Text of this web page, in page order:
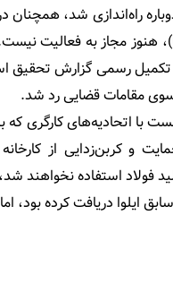
۲۰۲۴ پس از یک دوره توقف دوباره
دمش (تویِرها)، هنوز مجاز به
تکمیل رسمی گزارش
مقامات قضایی رد شد.
و کربن‌زدایی از کارخانه
فولاد استفاده نخواهند
دارایی‌های شرکت سابق ایلوا دریافت